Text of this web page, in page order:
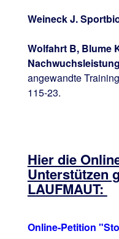
Weineck J. Sport
Wolfahrt B, Blume
angewandte
115-23.
Hier die
Unterstützen
LAUFMAUT:
Online-Petition